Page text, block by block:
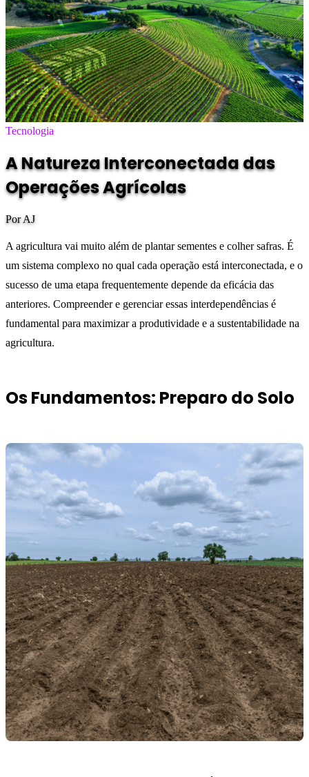
Tecnologia
A Natureza Interconectada das
Operações Agrícolas
Por AJ
A agricultura vai muito além de plantar sementes e colher safras. É
um sistema complexo no qual cada operação está interconectada, e o
sucesso de uma etapa frequentemente depende da eficácia das
anteriores. Compreender e gerenciar essas interdependências é
fundamental para maximizar a produtividade e a sustentabilidade na
agricultura.
Os Fundamentos: Preparo do Solo